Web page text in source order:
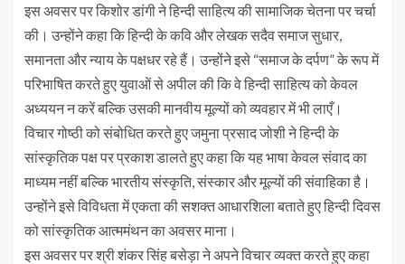
इस अवसर पर किशोर डांगी ने हिन्दी साहित्य की सामाजिक चेतना पर चर्चा
की। उन्होंने कहा कि हिन्दी के कवि और लेखक सदैव समाज सुधार,
समानता और न्याय के पक्षधर रहे हैं। उन्होंने इसे “समाज के दर्पण” के रूप में
परिभाषित करते हुए युवाओं से अपील की कि वे हिन्दी साहित्य को केवल
अध्ययन न करें बल्कि उसकी मानवीय मूल्यों को व्यवहार में भी लाएँ।
विचार गोष्ठी को संबोधित करते हुए जमुना प्रसाद जोशी ने हिन्दी के
सांस्कृतिक पक्ष पर प्रकाश डालते हुए कहा कि यह भाषा केवल संवाद का
माध्यम नहीं बल्कि भारतीय संस्कृति, संस्कार और मूल्यों की संवाहिका है।
उन्होंने इसे विविधता में एकता की सशक्त आधारशिला बताते हुए हिन्दी दिवस
को सांस्कृतिक आत्ममंथन का अवसर माना।
इस अवसर पर श्री शंकर सिंह बसेड़ा ने अपने विचार व्यक्त करते हुए कहा